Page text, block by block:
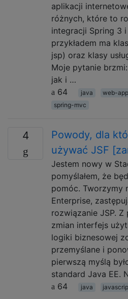
aplikacji
różnych, które to
integracji Spring 3
przykładem ma
jsp) oraz klasy
Moje pytanie
jak i …
64
java web-
spring-mvc
4
Powody, dla
używać JSF
Jestem nowy w
pomyślałem, że
pomóc. Tworzymy
Enterprise,
rozwiązanie JSP.
zmian interfejs
logiki biznesowej
przemyślane i
pierwszą myślą
standard Java EE.
64
java